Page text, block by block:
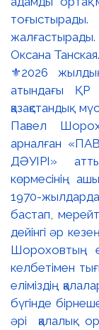
⚜️2026
атындағы ҚР
қазақстандық
Павел
арналған
ДӘУІРІ»
көрмесінің
1970-
бастап,
дейінгі әр
Шороховтың
келбетімен
еліміздің
бүгінде
әрі қалалық